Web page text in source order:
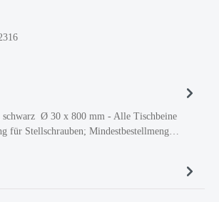
schwarz Ø 30 x 800 mm - Alle Tischbeine
für Stellschrauben; Mindestbestellmeng…